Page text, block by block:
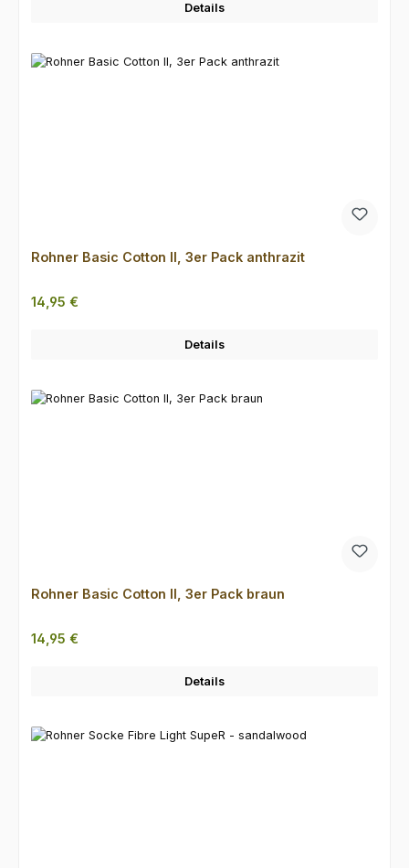
Details
Rohner Basic Cotton II, 3er Pack anthrazit
Regulärer Preis:
14,95 €
Details
Rohner Basic Cotton II, 3er Pack braun
Regulärer Preis:
14,95 €
Details